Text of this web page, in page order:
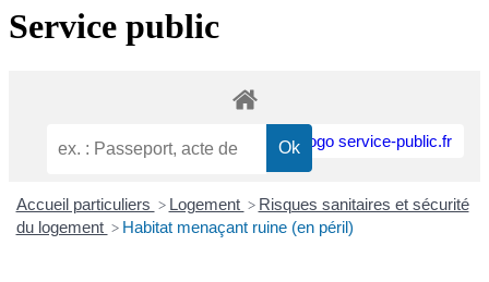
Service public
Accueil particuliers > Logement > Risques sanitaires et sécurité
du logement > Habitat menaçant ruine (en péril)